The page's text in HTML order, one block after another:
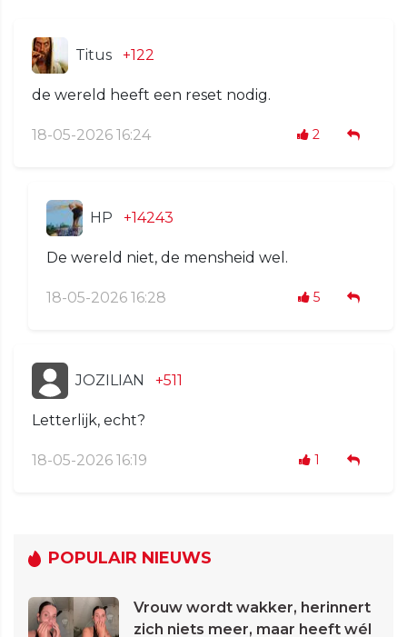
Titus +122
de wereld heeft een reset nodig.
18-05-2026 16:24 2
HP +14243
De wereld niet, de mensheid wel.
18-05-2026 16:28 5
JOZILIAN +511
Letterlijk, echt?
18-05-2026 16:19 1
POPULAIR NIEUWS
Vrouw wordt wakker, herinnert
zich niets meer, maar heeft wél